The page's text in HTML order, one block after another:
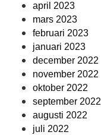
april 2023
mars 2023
februari 2023
januari 2023
december 2022
november 2022
oktober 2022
september 2022
augusti 2022
juli 2022